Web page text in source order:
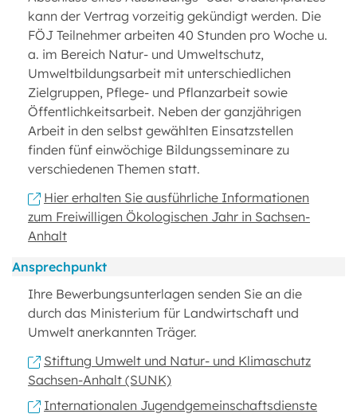
kann der Vertrag vorzeitig gekündigt werden. Die
FÖJ Teilnehmer arbeiten 40 Stunden pro Woche u.
a. im Bereich Natur- und Umweltschutz,
Umweltbildungsarbeit mit unterschiedlichen
Zielgruppen, Pflege- und Pflanzarbeit sowie
Öffentlichkeitsarbeit. Neben der ganzjährigen
Arbeit in den selbst gewählten Einsatzstellen
finden fünf einwöchige Bildungsseminare zu
verschiedenen Themen statt.
Hier erhalten Sie ausführliche Informationen
zum Freiwilligen Ökologischen Jahr in Sachsen-
Anhalt
Ansprechpunkt
Ihre Bewerbungsunterlagen senden Sie an die
durch das Ministerium für Landwirtschaft und
Umwelt anerkannten Träger.
Stiftung Umwelt und Natur- und Klimaschutz
Sachsen-Anhalt (SUNK)
Internationalen Jugendgemeinschaftsdienste